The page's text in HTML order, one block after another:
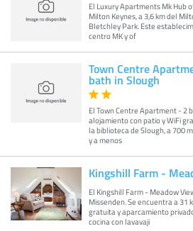
El Luxury Apartments Mk Hub
Milton Keynes, a 3,6 km del
Bletchley Park. Este
centro MK y of
Town Centre
bath in Slough
El Town Centre Apartment - 2
alojamiento con patio y WiFi
la biblioteca de Slough, a 700
y a menos
Kingshill Farm -
El Kingshill Farm - Meadow
Missenden. Se encuentra a 31
gratuita y aparcamiento
cocina con lavavaji